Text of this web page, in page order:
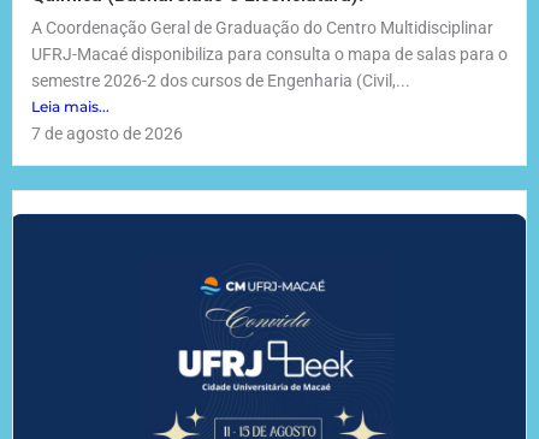
A Coordenação Geral de Graduação do Centro Multidisciplinar
UFRJ-Macaé disponibiliza para consulta o mapa de salas para o
semestre 2026-2 dos cursos de Engenharia (Civil,...
Leia mais...
7 de agosto de 2026